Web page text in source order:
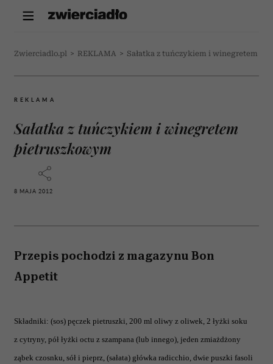
Zwierciadlo.pl > REKLAMA > Sałatka z tuńczykiem i winegretem
REKLAMA
Sałatka z tuńczykiem i winegretem
pietruszkowym
8 MAJA 2012
Przepis pochodzi z magazynu Bon
Appetit
Składniki: (sos) pęczek pietruszki, 200 ml oliwy z oliwek, 2 łyżki soku
z cytryny, pół łyżki octu z szampana (lub innego), jeden zmiażdżony
ząbek czosnku, sół i pieprz, (sałata) główka radicchio, dwie puszki fasoli